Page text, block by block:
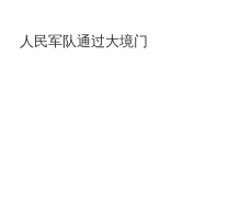
人民军队通过大境门